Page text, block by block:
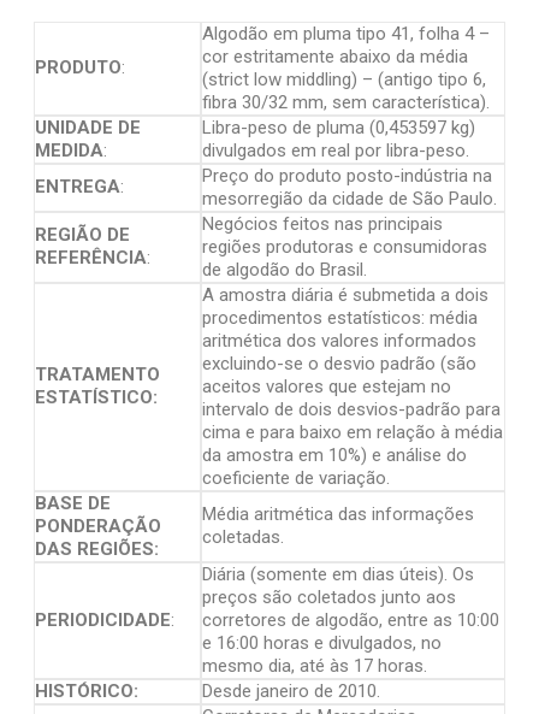
PRODUTO:
Algodão em pluma tipo 41, folha 4 –
cor estritamente abaixo da média
(strict low middling) – (antigo tipo 6,
fibra 30/32 mm, sem característica).
UNIDADE DE
MEDIDA:
Libra-peso de pluma (0,453597 kg)
divulgados em real por libra-peso.
ENTREGA:
Preço do produto posto-indústria na
mesorregião da cidade de São Paulo.
REGIÃO DE
REFERÊNCIA:
Negócios feitos nas principais
regiões produtoras e consumidoras
de algodão do Brasil.
TRATAMENTO
ESTATÍSTICO:
A amostra diária é submetida a dois
procedimentos estatísticos: média
aritmética dos valores informados
excluindo-se o desvio padrão (são
aceitos valores que estejam no
intervalo de dois desvios-padrão para
cima e para baixo em relação à média
da amostra em 10%) e análise do
coeficiente de variação.
BASE DE
PONDERAÇÃO
DAS REGIÕES:
Média aritmética das informações
coletadas.
PERIODICIDADE:
Diária (somente em dias úteis). Os
preços são coletados junto aos
corretores de algodão, entre as 10:00
e 16:00 horas e divulgados, no
mesmo dia, até às 17 horas.
HISTÓRICO:
Desde janeiro de 2010.